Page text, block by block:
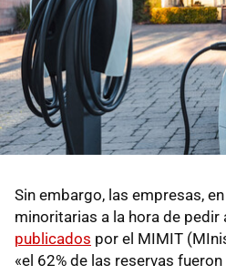
Sin embargo, las empresas,
minoritarias a la hora de pedir
publicados por el MIMIT
«el 62% de las reservas